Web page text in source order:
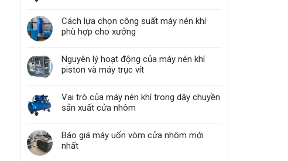
Cách lựa chọn công suất máy nén khí
phù hợp cho xưởng
Nguyên lý hoạt động của máy nén khí
piston và máy trục vít
Vai trò của máy nén khí trong dây chuyền
sản xuất cửa nhôm
Báo giá máy uốn vòm cửa nhôm mới
nhất